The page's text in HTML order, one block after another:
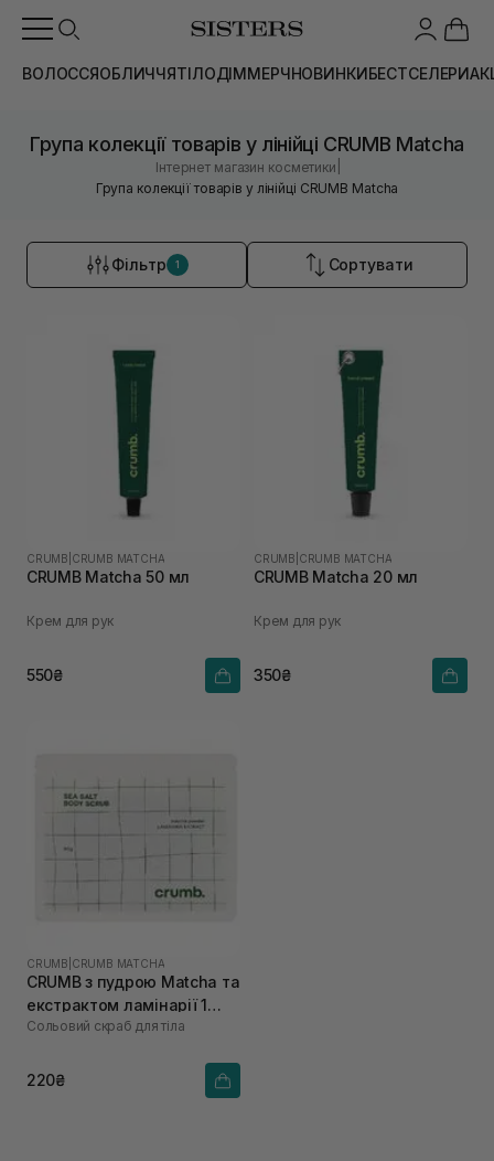
ВОЛОССЯОБЛИЧЧЯТІЛОДІММЕРЧНОВИНКИБЕСТСЕЛЕРИ
Група колекції товарів у лінійці CRUMB Matcha
Інтернет магазин косметики
Група колекції товарів у лінійці CRUMB Matcha
Фільтр 1 Сортувати
CRUMB CRUMB MATCHA
CRUMB Matcha 50 мл
Крем для рук
550₴
CRUMB CRUMB MATCHA
CRUMB Matcha 20 мл
Крем для рук
350₴
CRUMB CRUMB MATCHA
CRUMB з пудрою Matcha та
екстрактом ламінарії 1
саше х 60 г
Сольовий скраб для тіла
220₴